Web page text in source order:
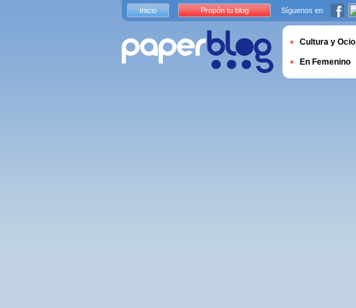
Inicio Propón tu blog Síguenos en
Cultura y Ocio
En Femenino